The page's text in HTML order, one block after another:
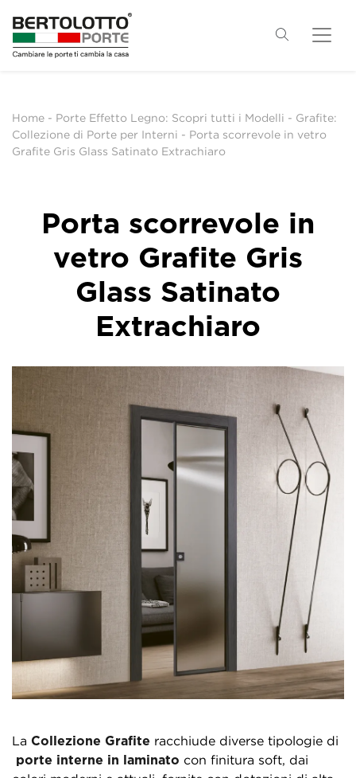
Home - Porte Effetto Legno: Scopri tutti i Modelli - Grafite:
Collezione di Porte per Interni - Porta scorrevole in vetro
Grafite Gris Glass Satinato Extrachiaro
Porta scorrevole in
vetro Grafite Gris
Glass Satinato
Extrachiaro
La Collezione Grafite racchiude diverse tipologie di
porte interne in laminato con finitura soft, dai